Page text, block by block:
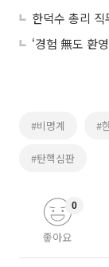
‘경험 無도 환
#비명계 #
#탄핵심판
좋아요
0